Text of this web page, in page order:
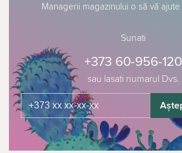
Managerii magazinului o să vă ajute
Sunati
sau lasati numarul Dvs.
+373 60-956-120